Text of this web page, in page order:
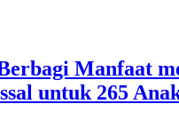
Manfaat
untuk 265